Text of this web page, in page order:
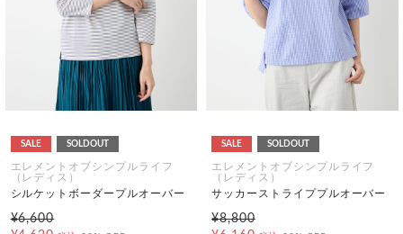
SALE SOLDOUT
エレメントオブシンプルライフ
（レディス）
シルケットボーダープルオーバー
¥6,600
SALE SOLDOUT
エレメントオブシンプルライフ
（レディス）
サッカーストライププルオーバー
¥8,800